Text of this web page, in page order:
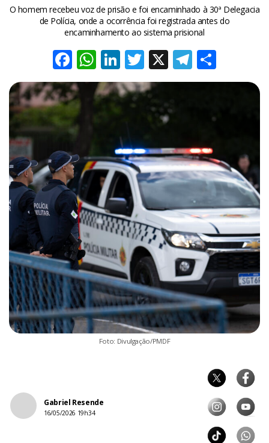
O homem recebeu voz de prisão e foi encaminhado à 30ª Delegacia
de Polícia, onde a ocorrência foi registrada antes do
encaminhamento ao sistema prisional
Facebook
WhatsApp
LinkedIn
Twitter
X
Foto: Divulgação/PMDF
Gabriel Resende
16/05/2026 19h34